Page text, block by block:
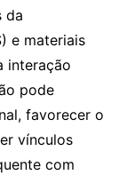
da
e materiais
interação
pode
favorecer o
vínculos
com